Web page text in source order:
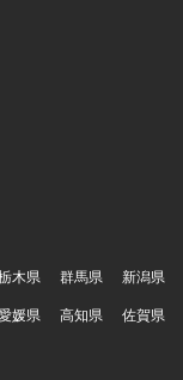
木県 群馬県 新潟県
媛県 高知県 佐賀県